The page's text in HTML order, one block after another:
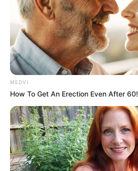
MEDVI
How To Get An Erection Even After 60!